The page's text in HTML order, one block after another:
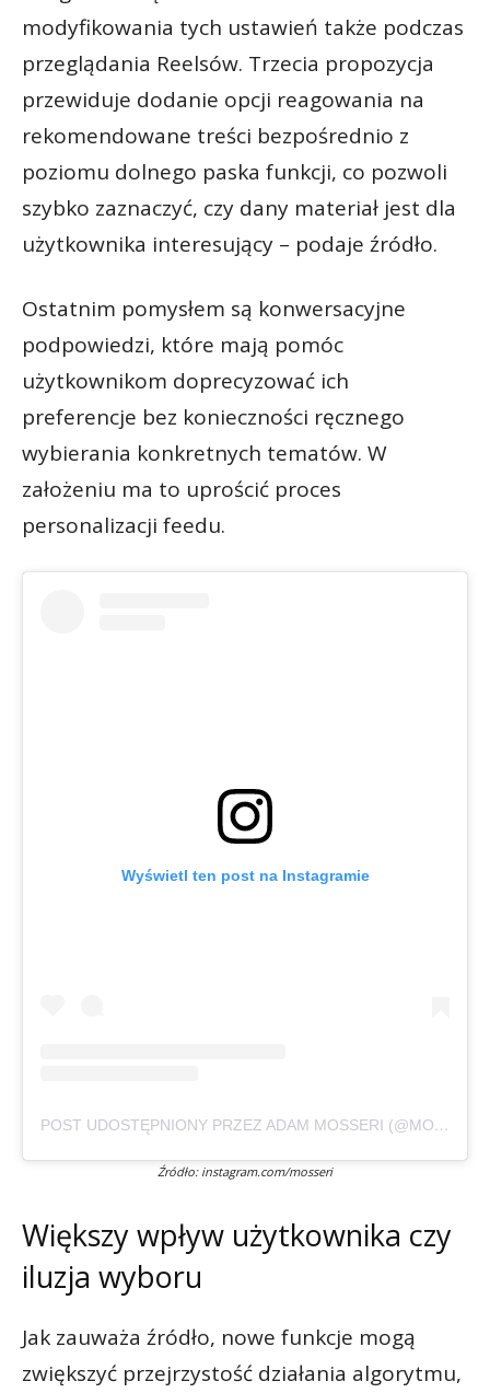
modyfikowania tych ustawień także podczas
przeglądania Reelsów. Trzecia propozycja
przewiduje dodanie opcji reagowania na
rekomendowane treści bezpośrednio z
poziomu dolnego paska funkcji, co pozwoli
szybko zaznaczyć, czy dany materiał jest dla
użytkownika interesujący – podaje źródło.
Ostatnim pomysłem są konwersacyjne
podpowiedzi, które mają pomóc
użytkownikom doprecyzować ich
preferencje bez konieczności ręcznego
wybierania konkretnych tematów. W
założeniu ma to uprościć proces
personalizacji feedu.
Wyświetl ten post na Instagramie
POST UDOSTĘPNIONY PRZEZ ADAM MOSSERI (@MOSSERI)
Źródło: instagram.com/mosseri
Większy wpływ użytkownika czy
iluzja wyboru
Jak zauważa źródło, nowe funkcje mogą
zwiększyć przejrzystość działania algorytmu,